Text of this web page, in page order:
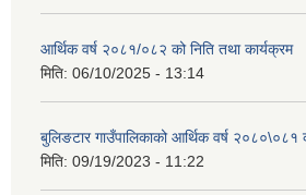
आर्थिक वर्ष २०८१/०८२ को निति तथा कार्यक्रम
मिति: 06/10/2025 - 13:14
बुलिङटार गाउँपालिकाको आर्थिक वर्ष २०८०\०८१
मिति: 09/19/2023 - 11:22